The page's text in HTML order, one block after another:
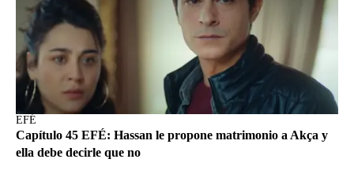
EFÉ
Capítulo 45 EFÉ: Hassan le propone matrimonio a Akça y
ella debe decirle que no